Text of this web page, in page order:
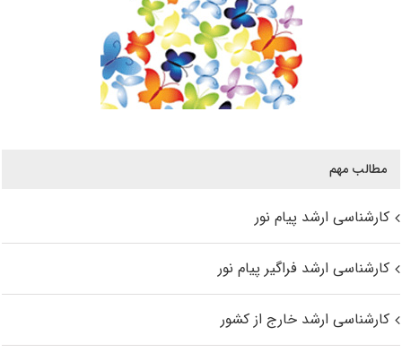
مطالب مهم
کارشناسی ارشد پیام نور
کارشناسی ارشد فراگیر پیام نور
کارشناسی ارشد خارج از کشور